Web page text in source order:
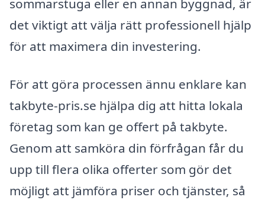
sommarstuga eller en annan byggnad, är
det viktigt att välja rätt professionell hjälp
för att maximera din investering.
För att göra processen ännu enklare kan
takbyte-pris.se hjälpa dig att hitta lokala
företag som kan ge offert på takbyte.
Genom att samköra din förfrågan får du
upp till flera olika offerter som gör det
möjligt att jämföra priser och tjänster, så